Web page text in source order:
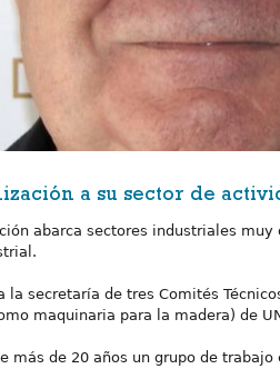
a su sector de
abarca sectores industriales
la secretaría de tres Comités
maquinaria para la madera) de
más de 20 años un grupo de trabajo